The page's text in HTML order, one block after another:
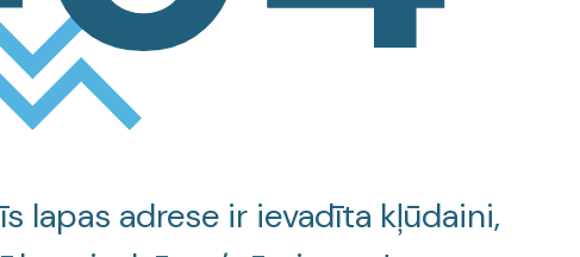
lapas adrese ir ievadīta kļūdaini,